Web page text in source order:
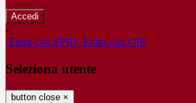
-
Entra con SPID Entra con CIE
Seleziona utente
button close ×